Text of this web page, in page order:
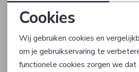
Altijd als eerste op de hoogte
Schrijf je in voor onze nieuwsbrief en
gelijk €5,- korting!
Personalisatie cookies
Cookies
Wij gebruiken cookies en
om je gebruikservaring te
functionele cookies zorgen we